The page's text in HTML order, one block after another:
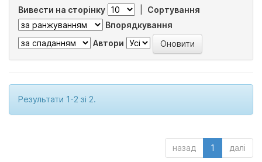
Вивести на сторінку
Сортування
Впорядкування
Автори
Результати 1-2 зі 2.
назад 1 далі